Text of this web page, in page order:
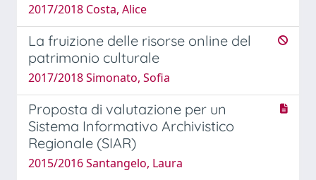
2017/2018 Costa, Alice
La fruizione delle risorse online del
patrimonio culturale
2017/2018 Simonato, Sofia
Proposta di valutazione per un
Sistema Informativo Archivistico
Regionale (SIAR)
2015/2016 Santangelo, Laura